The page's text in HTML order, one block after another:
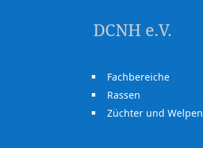
DCNH e.V.
Fachbereiche
Rassen
Züchter und Welpen